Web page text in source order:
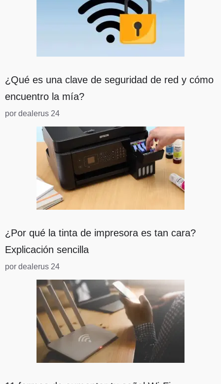
¿Qué es una clave de seguridad de red y cómo
encuentro la mía?
por dealerus 24
¿Por qué la tinta de impresora es tan cara?
Explicación sencilla
por dealerus 24